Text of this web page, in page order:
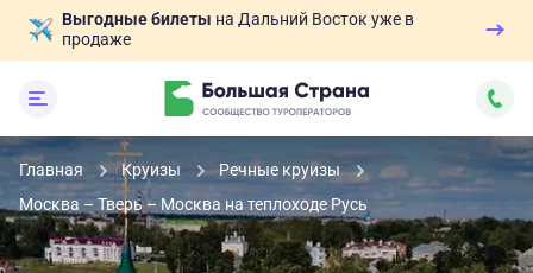
Выгодные билеты на Дальний Восток уже в
продаже
Главная Круизы
Речные круизы
Москва – Тверь – Москва на теплоходе Русь